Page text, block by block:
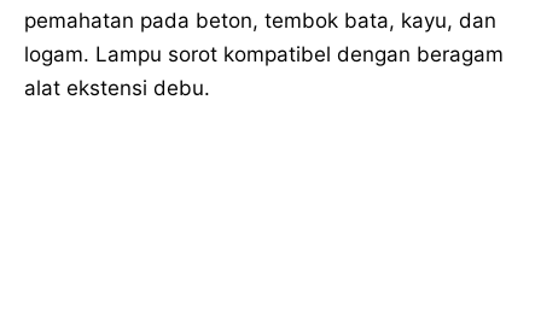
pemahatan pada beton, tembok bata, kayu, dan
logam. Lampu sorot kompatibel dengan beragam
alat ekstensi debu.